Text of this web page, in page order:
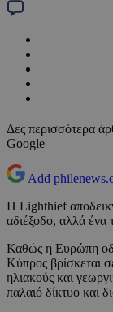
Δες περισσότερα
Google
Add
Η Lighthief
αδιέξοδο, αλλά ένα
Καθώς η Ευρώπη
Κύπρος βρίσκεται
ηλιακούς και
παλαιό δίκτυο και